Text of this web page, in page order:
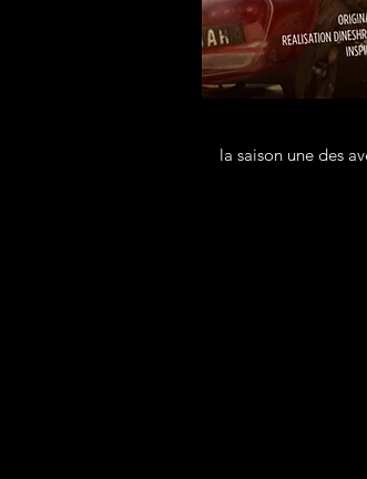
la saison une des